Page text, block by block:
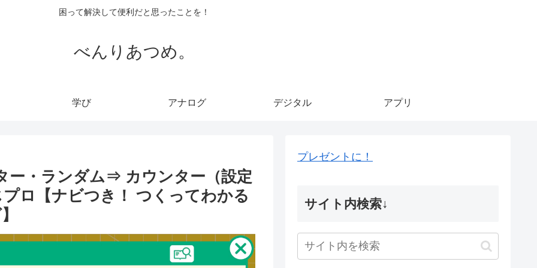
困って解決して便利だと思ったことを！
べんりあつめ。
学び アナログ デジタル アプリ
・ランダム⇒ カウンター（設定
ロ【ナビつき！ つくってわかる
プレゼントに！
サイト内検索↓